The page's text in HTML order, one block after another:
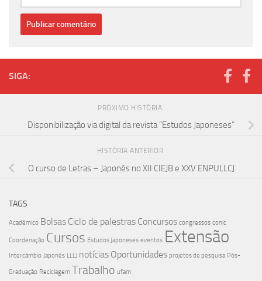
SIGA:
PRÓXIMO HISTÓRIA
Disponibilização via digital da revista “Estudos Japoneses”
HISTÓRIA ANTERIOR
O curso de Letras – Japonês no XII CIEJB e XXV ENPULLCJ
TAGS
Acadêmico Bolsas Ciclo de palestras Concursos congressos conic
Coordenação Cursos Estudos Japoneses eventos Extensão
Intercâmbio Japonês LLLJ notícias Oportunidades projetos de pesquisa Pós-
Graduação Reciclagem Trabalho ufam